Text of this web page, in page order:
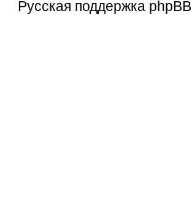
Русская поддержка phpBB